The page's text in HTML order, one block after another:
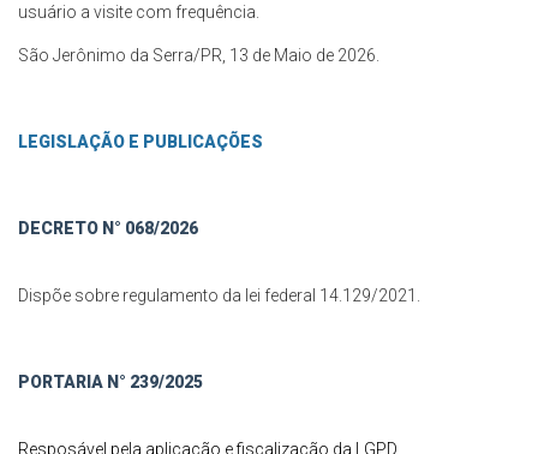
usuário a visite com frequência.
São Jerônimo da Serra/PR, 13 de Maio de 2026.
LEGISLAÇÃO E PUBLICAÇÕES
DECRETO N° 068/2026
Dispõe sobre regulamento da lei federal 14.129/2021.
PORTARIA N° 239/2025
Resposável pela aplicação e fiscalização da LGPD.